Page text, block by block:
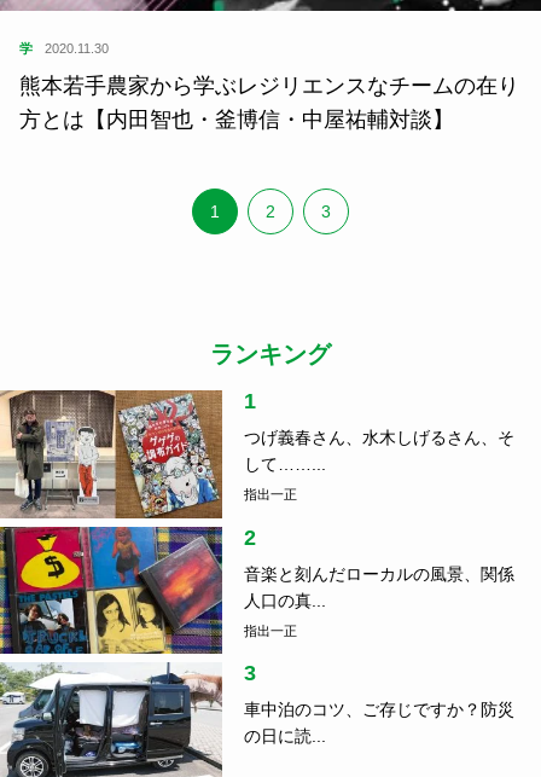
学 2020.11.30
熊本若手農家から学ぶレジリエンスなチームの在り
方とは【内田智也・釜博信・中屋祐輔対談】
1 2 3
ランキング
1
つげ義春さん、水木しげるさん、そ
して……...
指出一正
2
音楽と刻んだローカルの風景、関係
人口の真...
指出一正
3
車中泊のコツ、ご存じですか？防災
の日に読...